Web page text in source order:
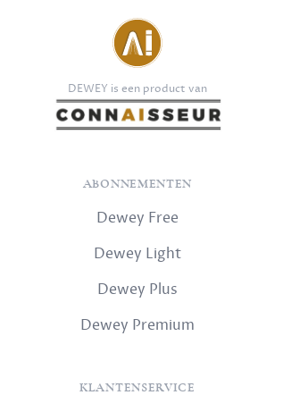
DEWEY is een product van
ABONNEMENTEN
Dewey Free
Dewey Light
Dewey Plus
Dewey Premium
KLANTENSERVICE